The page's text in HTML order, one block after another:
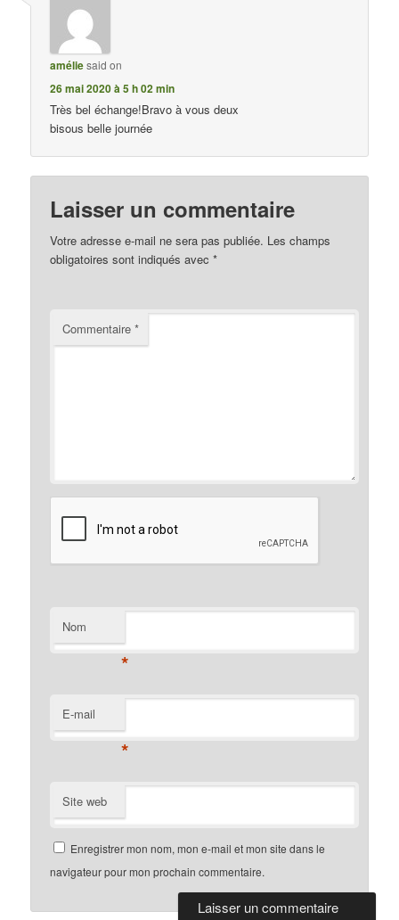
améliesaid on
26 mai 2020 à 5 h 02 min
Très bel échange!Bravo à vous deux
bisous belle journée
Laisser un commentaire
Votre adresse e-mail ne sera pas publiée. Les champs
obligatoires sont indiqués avec*
Commentaire*
Nom
*
E-mail
*
Site web
Enregistrer mon nom, mon e-mail et mon site dans le
navigateur pour mon prochain commentaire.